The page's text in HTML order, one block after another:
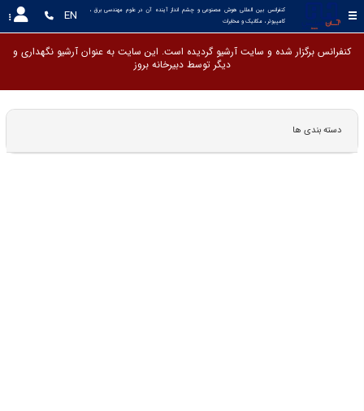
کامپیوتر ، مکانیک و مخابرات
EN
کنفرانس برگزار شده و سایت آرشیو گردیده است. این سایت به عنوان آرشیو نگهداری و
دیگر توسط دبیرخانه
دسته بندی ها